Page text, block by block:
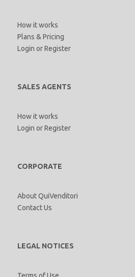
How it works
Plans & Pricing
Login orRegister
SALES AGENTS
How it works
Login orRegister
CORPORATE
About QuiVenditori
Contact Us
LEGAL NOTICES